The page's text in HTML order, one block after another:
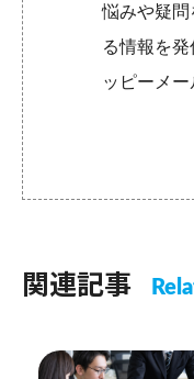
悩みや疑
る情報を
ッピーメー
関連記事